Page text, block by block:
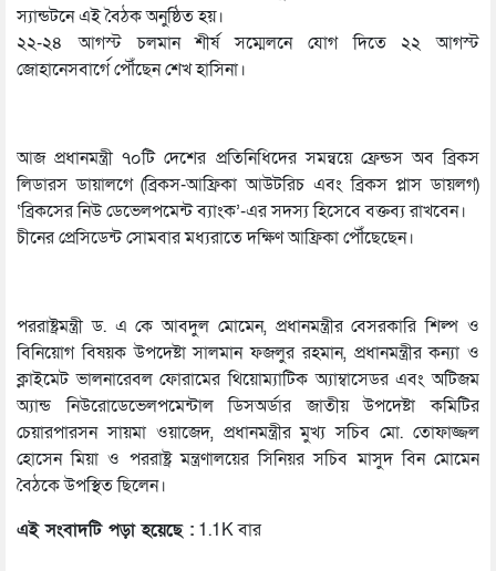
স্যান্ডটনে এই বৈঠক অনুষ্ঠিত হয়।
২২-২৪ আগস্ট চলমান শীর্ষ সম্মেলনে যোগ দিতে ২২ আগস্ট
জোহানেসবার্গে পৌঁছেন শেখ হাসিনা।
আজ প্রধানমন্ত্রী ৭০টি দেশের প্রতিনিধিদের সমন্বয়ে ফ্রেন্ডস অব ব্রিকস
লিডারস ডায়ালগে (ব্রিকস-আফ্রিকা আউটরিচ এবং ব্রিকস প্লাস ডায়লগ)
‘ব্রিকসের নিউ ডেভেলপমেন্ট ব্যাংক’-এর সদস্য হিসেবে বক্তব্য রাখবেন।
চীনের প্রেসিডেন্ট সোমবার মধ্যরাতে দক্ষিণ আফ্রিকা পৌঁছেছেন।
পররাষ্ট্রমন্ত্রী ড. এ কে আবদুল মোমেন, প্রধানমন্ত্রীর বেসরকারি শিল্প ও
বিনিয়োগ বিষয়ক উপদেষ্টা সালমান ফজলুর রহমান, প্রধানমন্ত্রীর কন্যা ও
ক্লাইমেট ভালনারেবল ফোরামের থিয়োম্যাটিক অ্যাম্বাসেডর এবং অটিজম
অ্যান্ড নিউরোডেভেলপমেন্টাল ডিসঅর্ডার জাতীয় উপদেষ্টা কমিটির
চেয়ারপারসন সায়মা ওয়াজেদ, প্রধানমন্ত্রীর মুখ্য সচিব মো. তোফাজ্জল
হোসেন মিয়া ও পররাষ্ট্র মন্ত্রণালয়ের সিনিয়র সচিব মাসুদ বিন মোমেন
বৈঠকে উপস্থিত ছিলেন।
এই সংবাদটি পড়া হয়েছে : 1.1K বার